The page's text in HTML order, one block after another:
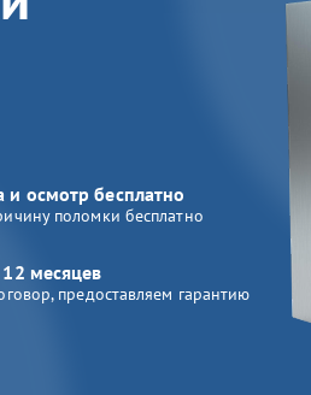
и осмотр бесплатно
поломки бесплатно
месяцев
предоставляем гарантию